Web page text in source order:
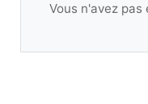
Vous n'avez